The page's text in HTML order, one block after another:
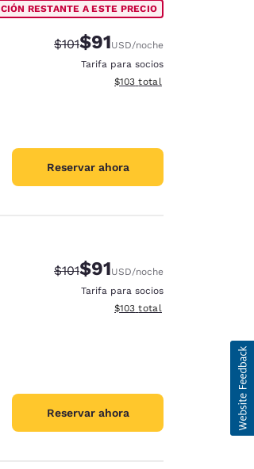
RESTANTE A ESTE PRECIO
Precio tachado:
$101Precio con descuento:
$91USD/noche
Tarifa para socios
Ver detalles del total
$103 total
Reservar ahora
Precio tachado:
$101Precio con descuento:
$91USD/noche
Tarifa para socios
Ver detalles del total
$103 total
Reservar ahora